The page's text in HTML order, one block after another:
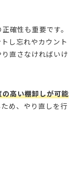
確性も重要です。
し忘れやカウント
直さなければいけ
高い棚卸しが可能
め、やり直しを行